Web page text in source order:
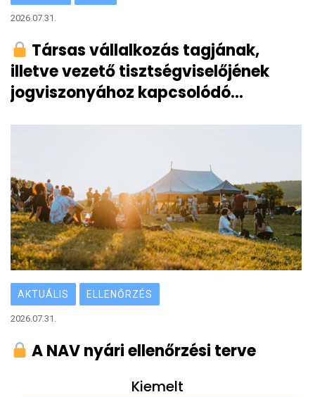
2026.07.31.
Társas vállalkozás tagjának,
illetve vezető tisztségviselőjének
jogviszonyához kapcsolódó
AKTUÁLIS ELLENŐRZÉS
2026.07.31.
A NAV nyári ellenőrzési terve
Kiemelt